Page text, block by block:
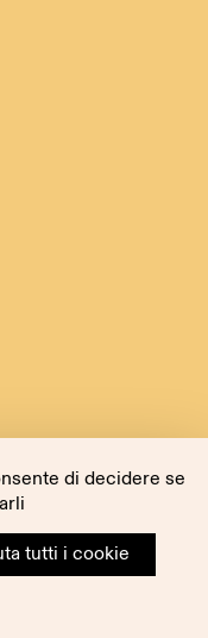
di decidere se
tutti i cookie